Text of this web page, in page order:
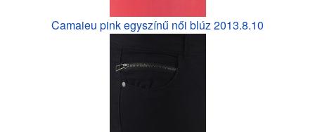
Camaieu pink egyszínű női blúz 2013.8.10